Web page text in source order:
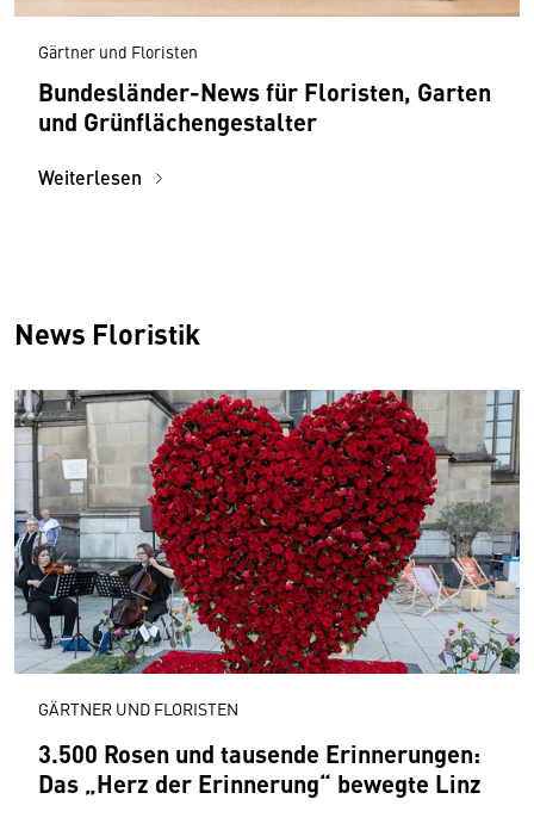
Gärtner und Floristen
Bundesländer-News für Floristen, Garten
und Grünflächengestalter
Weiterlesen
News Floristik
GÄRTNER UND FLORISTEN
3.500 Rosen und tausende Erinnerungen:
Das „Herz der Erinnerung“ bewegte Linz